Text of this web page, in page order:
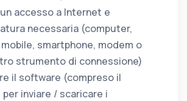
accesso a Internet e
necessaria (computer,
smartphone, modem o
strumento di connessione)
il software (compreso il
per inviare / scaricare i